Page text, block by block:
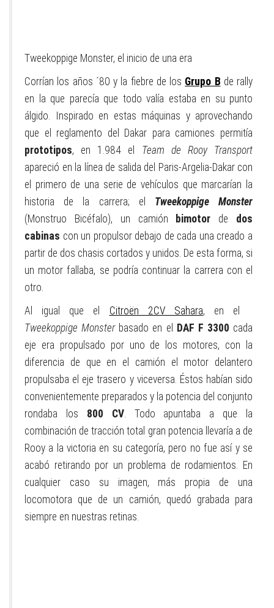
Tweekoppige Monster, el inicio de una era
Corrían los años ´80 y la fiebre de los Grupo B de rally
en la que parecía que todo valía estaba en su punto
álgido. Inspirado en estas máquinas y aprovechando
que el reglamento del Dakar para camiones permitía
prototipos, en 1.984 el Team de Rooy Transport
apareció en la línea de salida del Paris-Argelia-Dakar con
el primero de una serie de vehículos que marcarían la
historia de la carrera; el Tweekoppige Monster
(Monstruo Bicéfalo), un camión
bimotor de dos
cabinas con un propulsor debajo de cada una creado a
partir de dos chasis cortados y unidos. De esta forma, si
un motor fallaba, se podría continuar la carrera con el
otro.
Al igual que el Citroën 2CV Sahara, en el
Tweekoppige Monsterbasado en el DAF F 3300 cada
eje era propulsado por uno de los motores, con la
diferencia de que en el camión el motor delantero
propulsaba el eje trasero y viceversa. Éstos habían sido
convenientemente preparados y la potencia del conjunto
rondaba los 800 CV. Todo apuntaba a que la
combinación de tracción total gran potencia llevaría a de
Rooy a la victoria en su categoría, pero no fue así y se
acabó retirando por un problema de rodamientos. En
cualquier caso su imagen, más propia de una
locomotora que de un camión, quedó grabada para
siempre en nuestras retinas.